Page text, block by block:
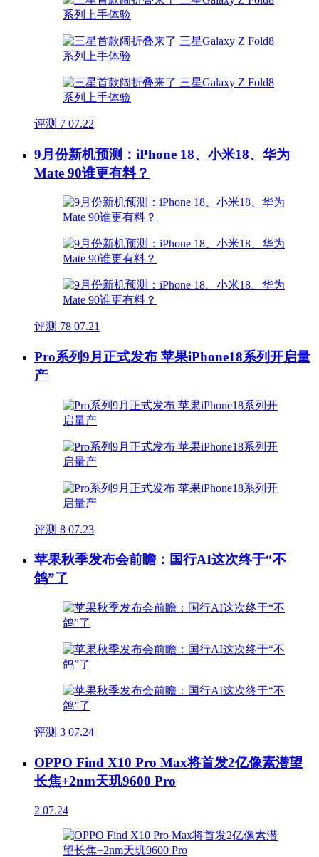
评测 7 07.22
9月份新机预测：iPhone 18、小米18、华为
Mate 90谁更有料？
评测 78 07.21
Pro系列9月正式发布 苹果iPhone18系列开启量
产
评测 8 07.23
苹果秋季发布会前瞻：国行AI这次终于“不
鸽”了
评测 3 07.24
OPPO Find X10 Pro Max将首发2亿像素潜望
长焦+2nm天玑9600 Pro
2 07.24